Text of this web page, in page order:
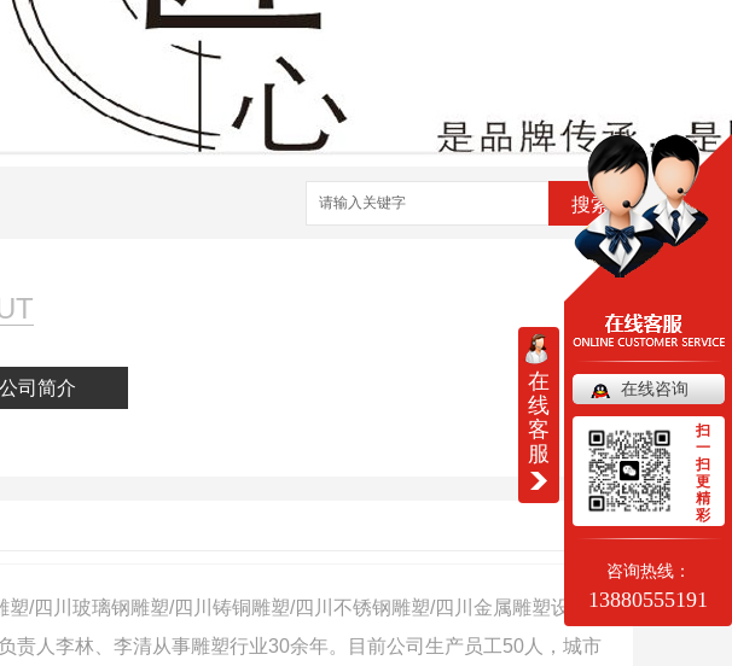
搜索
公司简介
/四川玻璃钢雕塑/四川铸铜雕塑/四川不锈钢雕塑/四川金属雕塑设计制
人李林、李清从事雕塑行业30余年。目前公司生产员工50人，城市
在
线
客
服
在线咨询
扫
一
扫
更
精
彩
咨询热线：
13880555191